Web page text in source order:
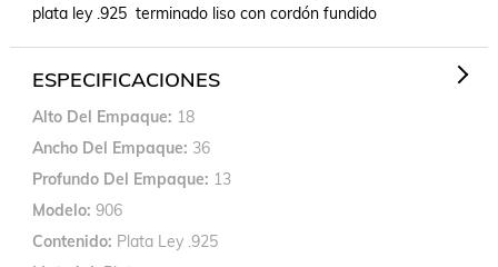
plata ley .925  terminado liso con cordón fundido
ESPECIFICACIONES
Alto Del Empaque
18
Ancho Del Empaque 36
Profundo Del Empaque
13
Modelo 906
Contenido Plata Ley .925